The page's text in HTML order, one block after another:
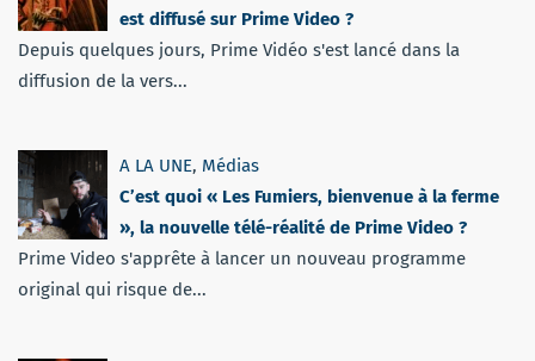
est diffusé sur Prime Video ?
Depuis quelques jours, Prime Vidéo s'est lancé dans la
diffusion de la vers...
A LA UNE, Médias
C’est quoi « Les Fumiers, bienvenue à la ferme
», la nouvelle télé-réalité de Prime Video ?
Prime Video s'apprête à lancer un nouveau programme
original qui risque de...